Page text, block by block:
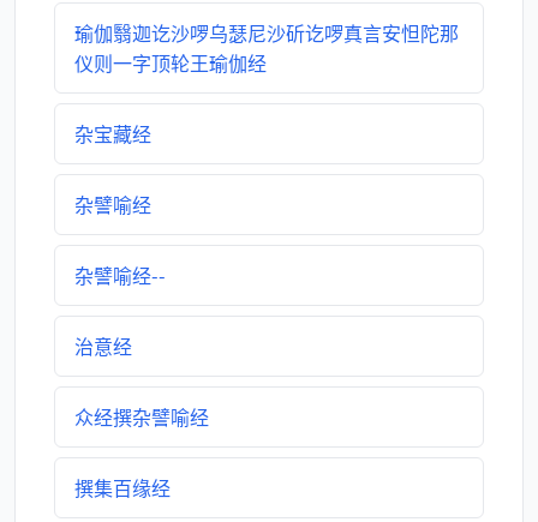
瑜伽翳迦讫沙啰乌瑟尼沙斫讫啰真言安怛陀那
仪则一字顶轮王瑜伽经
杂宝藏经
杂譬喻经
杂譬喻经--
治意经
众经撰杂譬喻经
撰集百缘经